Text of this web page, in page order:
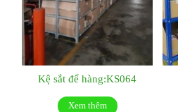
Kệ sắt để hàng:KS064
Xem thêm